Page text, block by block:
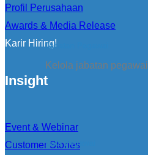
Jabatan Pegawai
Kelola jabatan pegawai
Data Pegawai
Profil Perusahaan
Awards & Media Release
Karir Hiring!
Insight
Event & Webinar
Customer Stories